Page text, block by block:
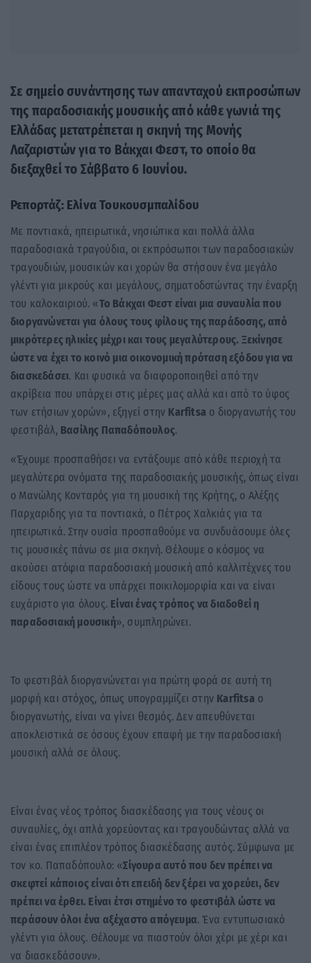
Σε σημείο συνάντησης των απανταχού εκπροσώπων
της παραδοσιακής μουσικής από κάθε γωνιά της
Ελλάδας μετατρέπεται η σκηνή της Μονής
Λαζαριστών για το Βάκχαι Φεστ, το οποίο θα
διεξαχθεί το Σάββατο 6 Ιουνίου.
Ρεπορτάζ: Ελίνα Τουκουσμπαλίδου
Με ποντιακά, ηπειρωτικά, νησιώτικα και πολλά άλλα
παραδοσιακά τραγούδια, οι εκπρόσωποι των παραδοσιακών
τραγουδιών, μουσικών και χορών θα στήσουν ένα μεγάλο
γλέντι για μικρούς και μεγάλους, σηματοδοτώντας την έναρξη
του καλοκαιριού. «Το Βάκχαι Φεστ είναι μια συναυλία που
διοργανώνεται για όλους τους φίλους της παράδοσης, από
μικρότερες ηλικίες μέχρι και τους μεγαλύτερους. Ξεκίνησε
ώστε να έχει το κοινό μια οικονομική πρόταση εξόδου για να
διασκεδάσει. Και φυσικά να διαφοροποιηθεί από την
ακρίβεια που υπάρχει στις μέρες μας αλλά και από το ύφος
των ετήσιων χορών», εξηγεί στην Karfitsa ο διοργανωτής του
φεστιβάλ, Βασίλης Παπαδόπουλος.
«Έχουμε προσπαθήσει να εντάξουμε από κάθε περιοχή τα
μεγαλύτερα ονόματα της παραδοσιακής μουσικής, όπως είναι
ο Μανώλης Κονταρός για τη μουσική της Κρήτης, ο Αλέξης
Παρχαριδης για τα ποντιακά, ο Πέτρος Χαλκιάς για τα
ηπειρωτικά. Στην ουσία προσπαθούμε να συνδυάσουμε όλες
τις μουσικές πάνω σε μια σκηνή. Θέλουμε ο κόσμος να
ακούσει ατόφια παραδοσιακή μουσική από καλλιτέχνες του
είδους τους ώστε να υπάρχει ποικιλομορφία και να είναι
ευχάριστο για όλους. Είναι ένας τρόπος να διαδοθεί η
παραδοσιακή μουσική», συμπληρώνει.
Το φεστιβάλ διοργανώνεται για πρώτη φορά σε αυτή τη
μορφή και στόχος, όπως υπογραμμίζει στην Karfitsaο
διοργανωτής, είναι να γίνει θεσμός. Δεν απευθύνεται
αποκλειστικά σε όσους έχουν επαφή με την παραδοσιακή
μουσική αλλά σε όλους.
Είναι ένας νέος τρόπος διασκέδασης για τους νέους οι
συναυλίες, όχι απλά χορεύοντας και τραγουδώντας αλλά να
είναι ένας επιπλέον τρόπος διασκέδασης αυτός. Σύμφωνα με
τον κο. Παπαδόπουλο: «Σίγουρα αυτό που δεν πρέπει να
σκεφτεί κάποιος είναι ότι επειδή δεν ξέρει να χορεύει, δεν
πρέπει να έρθει. Είναι έτσι στημένο το φεστιβάλ ώστε να
περάσουν όλοι ένα αξέχαστο απόγευμα. Ένα εντυπωσιακό
γλέντι για όλους. Θέλουμε να πιαστούν όλοι χέρι με χέρι και
να διασκεδάσουν».